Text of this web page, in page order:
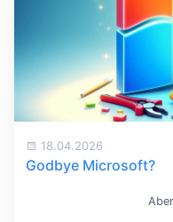
18.04.2026
Godbye Microsoft?